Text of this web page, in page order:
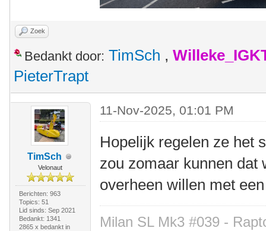
Zoek
Bedankt door: TimSch ,
PieterTrapt
TimSch
Velonaut
Berichten: 963
Topics: 51
Lid sinds: Sep 2021
Bedankt: 1341
2865 x bedankt in
11-Nov-2025, 01:01 PM
Hopelijk regelen ze het
zou zomaar kunnen dat
overheen willen met
Milan SL Mk3 #039 -